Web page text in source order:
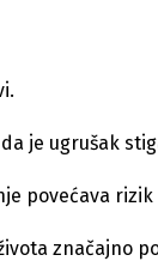
je ugrušak
povećava rizik
značajno